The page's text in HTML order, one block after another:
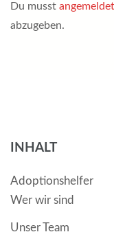
Du musst angemeldet
abzugeben.
INHALT
Adoptionshelfer
Wer wir sind
Unser Team